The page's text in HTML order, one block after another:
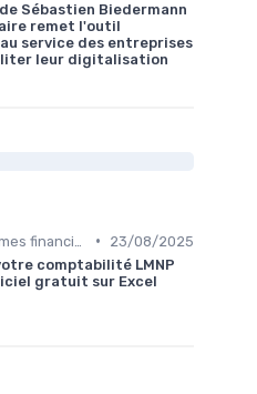
de Sébastien Biedermann
remet l'outil
service des entreprises
leur digitalisation
•
23/08/2025
comptabilité LMNP
gratuit sur Excel